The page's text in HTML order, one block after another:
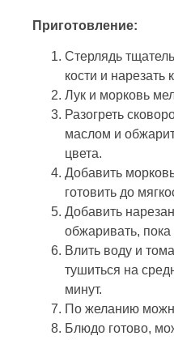
Приготовление:
Стерлядь
кости и нарезать
Лук и морковь
Разогреть
маслом и
цвета.
Добавить
готовить до
Добавить
обжаривать,
Влить воду и
тушиться на
минут.
По желанию
Блюдо готово,